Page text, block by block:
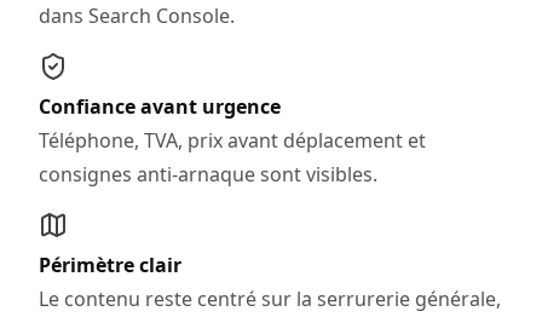
dans Search Console.
Confiance avant urgence
Téléphone, TVA, prix avant déplacement et
consignes anti-arnaque sont visibles.
Périmètre clair
Le contenu reste centré sur la serrurerie générale,